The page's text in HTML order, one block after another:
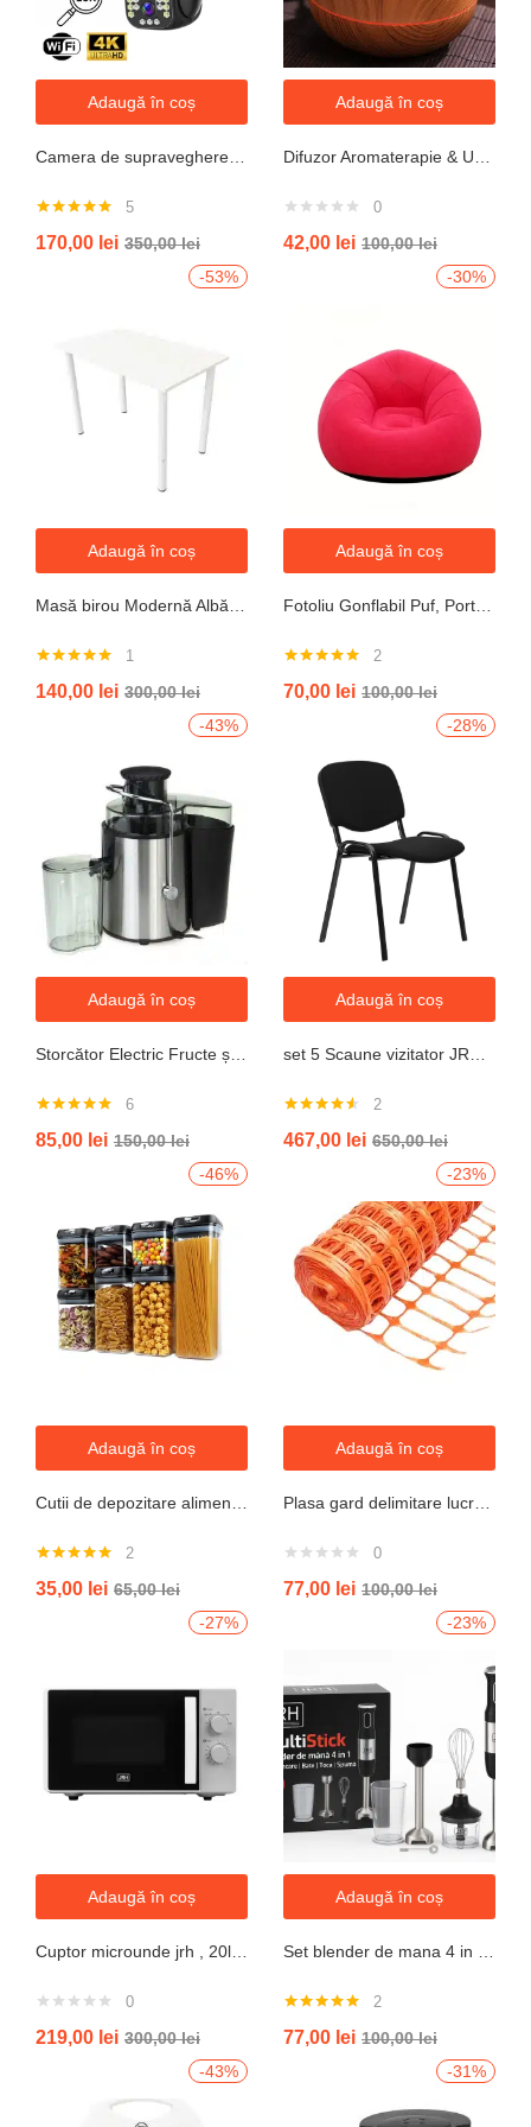
Adaugă în coș
5.00din 5
5
170,00 lei 350,00lei
Adaugă în coș
0
42,00 lei 100,00lei
-53%
Adaugă în coș
5.00din 5
1
140,00 lei 300,00lei
-30%
Adaugă în coș
5.00din 5
2
70,00 lei 100,00lei
-43%
Adaugă în coș
5.00din 5
6
85,00 lei 150,00lei
-28%
Adaugă în coș
4.50din 5
2
467,00 lei 650,00lei
-46%
Adaugă în coș
5.00din 5
2
35,00 lei 65,00lei
-23%
Adaugă în coș
0
77,00 lei 100,00lei
-27%
Adaugă în coș
0
219,00 lei 300,00lei
-23%
Adaugă în coș
5.00din 5
2
77,00 lei 100,00lei
-43%
-31%